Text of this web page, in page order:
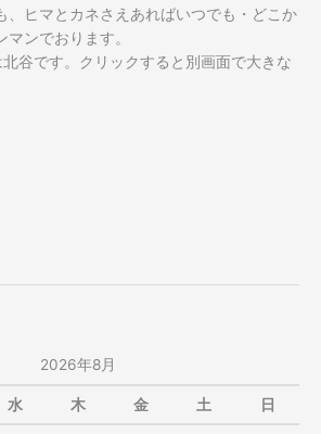
、ヒマとカネさえあればいつでも・どこか
ンでおります。
谷です。クリックすると別画面で大きな
2026年8月
水 木 金 土 日